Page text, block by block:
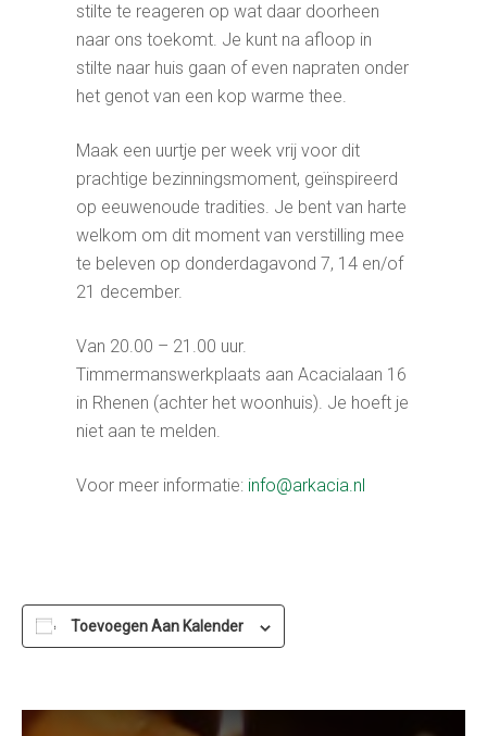
stilte te reageren op wat daar doorheen
naar ons toekomt. Je kunt na afloop in
stilte naar huis gaan of even napraten onder
het genot van een kop warme thee.
Maak een uurtje per week vrij voor dit
prachtige bezinningsmoment, geïnspireerd
op eeuwenoude tradities. Je bent van harte
welkom om dit moment van verstilling mee
te beleven op donderdagavond 7, 14 en/of
21 december.
Van 20.00 – 21.00 uur.
Timmermanswerkplaats aan Acacialaan 16
in Rhenen (achter het woonhuis). Je hoeft je
niet aan te melden.
Voor meer informatie: info@arkacia.nl
Toevoegen Aan Kalender